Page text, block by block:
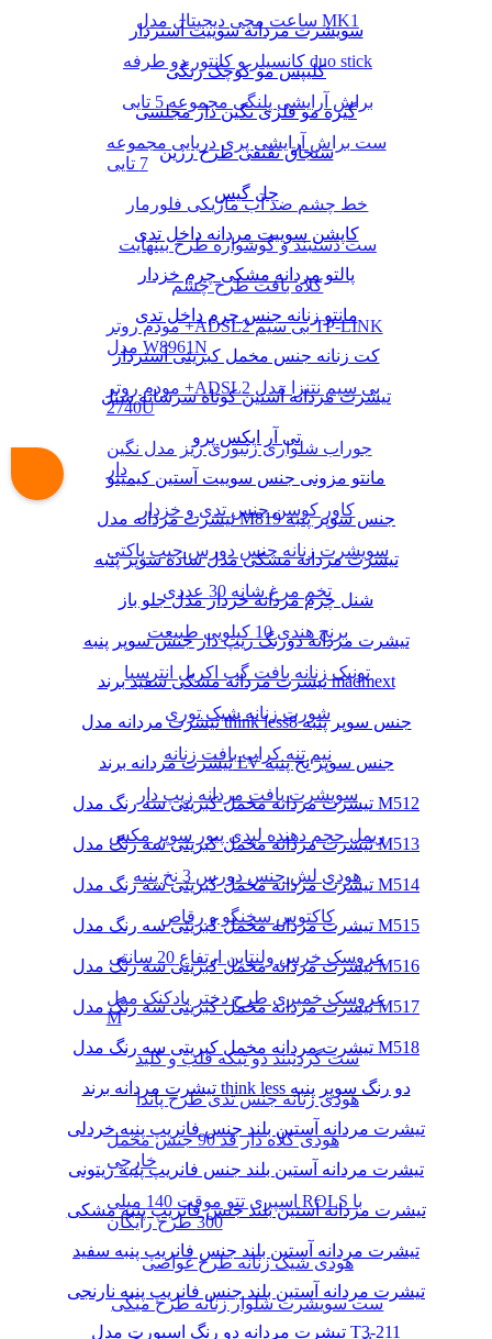
ساعت مچی دیجیتال مدل MK1
کانسیلر و کانتور دو طرفه duo stick
براش آرایشی پلنگی مجموعه 5 تایی
ست براش آرایشی پری دریایی مجموعه
7 تایی
خط چشم ضد آب ماژیکی فلورمار
ست دستبند و گوشواره طرح بینهایت
کلاه بافت طرح چشم
مودم روتر +ADSL2 بی سیم TP-LINK
مدل W8961N
مودم روتر +ADSL2 بی سیم نتنزا مدل
2740U
جوراب شلواری زنبوری ریز مدل نگین
دار
کاور کوسن جنس تدی و خزدار
سویشرت زنانه جنس دورس جیب پاکتی
تخم مرغ شانه 30 عددی
برنج هندی 10 کیلویی طبیعت
تونیک زنانه بافت گپ اکریل انترسیا
شورت زنانه شیک توری
نیم تنه کراپ بافت زنانه
سویشرت بافت مردانه زیپ دار
ریمل حجم دهنده لیدی پیور سوپر مکس
هودی لش جنس دورس 3 نخ پنبه
کاکتوس سخنگو و رقاص
عروسک خرس ولنتاین ارتفاع 20 سانتی
عروسک خمیری طرح دختر بادکنک مدل
M
ست گردنبند دو تیکه قلب و کلید
هودی زنانه جنس تدی طرح پاندا
هودی کلاه دار قد 90 جنس مخمل
خارجی
اسپری تتو موقت 140 میلی ROLS با
300 طرح رایگان
هودی شیک زنانه طرح غواصی
ست سویشرت شلوار زنانه طرح میکی
سویشرت مردانه سوییت آستردار
کلیپس مو کوچک رنگی
گیره مو فلزی نگین دار مجلسی
سنجاق تقتقی طرح رزین
چل گیس
کاپشن سوییت مردانه داخل تدی
پالتو مردانه مشکی چرم خزدار
مانتو زنانه جنس چرم داخل تدی
کت زنانه جنس مخمل کبریتی آستردار
تیشرت مردانه آستین کوتاه سرشانه شنل
تی آر ایکس پرو
مانتو مزونی جنس سوییت آستین کیمینو
تیشرت مردانه مدل M819 جنس سوپر پنبه
تیشرت مردانه مشکی مدل ساده سوپر پنبه
شنل چرم مردانه خزدار مدل جلو باز
تیشرت مردانه دورنگ زیپ دار جنس سوپر پنبه
تیشرت مردانه مشکی سفید برند madmext
تیشرت مردانه مدل think less8 جنس سوپر پنبه
تیشرت مردانه برند LV جنس سوپر نخ پنبه
تیشرت مردانه مخمل کبریتی سه رنگ مدل M512
تیشرت مردانه مخمل کبریتی سه رنگ مدل M513
تیشرت مردانه مخمل کبریتی سه رنگ مدل M514
تیشرت مردانه مخمل کبریتی سه رنگ مدل M515
تیشرت مردانه مخمل کبریتی سه رنگ مدل M516
تیشرت مردانه مخمل کبریتی سه رنگ مدل M517
تیشرت مردانه مخمل کبریتی سه رنگ مدل M518
تیشرت مردانه برند think less دو رنگ سوپر پنبه
تیشرت مردانه آستین بلند جنس فانریپ پنبه خردلی
تیشرت مردانه آستین بلند جنس فانریپ پنبه زیتونی
تیشرت مردانه آستین بلند جنس فانریپ پنبه مشکی
تیشرت مردانه آستین بلند جنس فانریپ پنبه سفید
تیشرت مردانه آستین بلند جنس فانریپ پنبه نارنجی
تیشرت مردانه دو رنگ اسپورت مدل T3-211